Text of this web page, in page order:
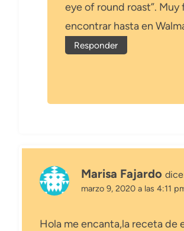
eye of round roast”. Muy
encontrar hasta en
Responder
Marisa Fajardo
marzo 9, 2020 a las 4:11
Hola me encanta,la receta de